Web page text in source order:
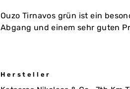
Ouzo Tirnavos grün ist ein
Abgang und einem sehr guten
Hersteller